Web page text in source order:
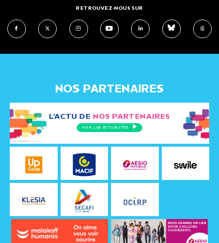
RETROUVEZ-NOUS SUR
NOS PARTENAIRES
L'ACTU DE NOS PARTENAIRES
VOIR LES ACTUALITÉS